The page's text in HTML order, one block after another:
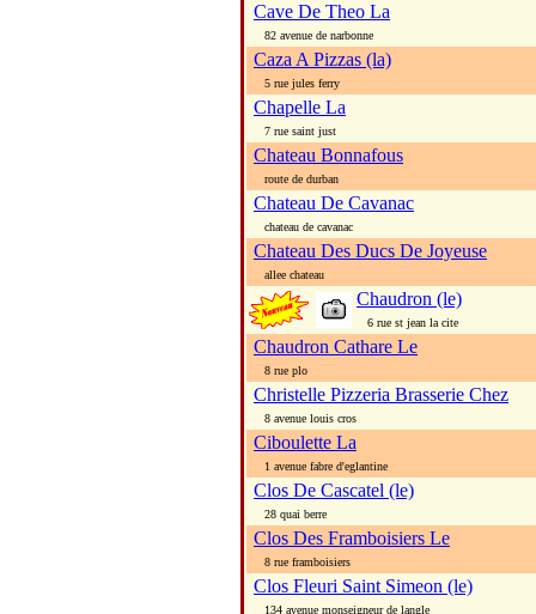
Cave De Theo La
82 avenue de narbonne
Caza A Pizzas (la)
5 rue jules ferry
Chapelle La
7 rue saint just
Chateau Bonnafous
route de durban
Chateau De Cavanac
chateau de cavanac
Chateau Des Ducs De Joyeuse
allee chateau
Chaudron (le)
6 rue st jean la cite
Chaudron Cathare Le
8 rue plo
Christelle Pizzeria Brasserie Chez
8 avenue louis cros
Ciboulette La
1 avenue fabre d'eglantine
Clos De Cascatel (le)
28 quai berre
Clos Des Framboisiers Le
8 rue framboisiers
Clos Fleuri Saint Simeon (le)
134 avenue monseigneur de langle